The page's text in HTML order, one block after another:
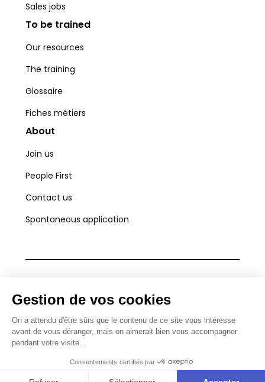
Sales jobs
To be trained
Our resources
The training
Glossaire
Fiches métiers
About
Join us
People First
Contact us
Spontaneous application
© 2023 Skillink — All rights reserved.
Confidentiality policy